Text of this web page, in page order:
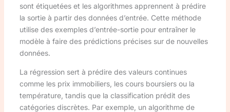
sont étiquetées et les algorithmes apprennent à prédire
la sortie à partir des données d’entrée. Cette méthode
utilise des exemples d’entrée-sortie pour entraîner le
modèle à faire des prédictions précises sur de nouvelles
données.
La régression sert à prédire des valeurs continues
comme les prix immobiliers, les cours boursiers ou la
température, tandis que la classification prédit des
catégories discrètes. Par exemple, un algorithme de